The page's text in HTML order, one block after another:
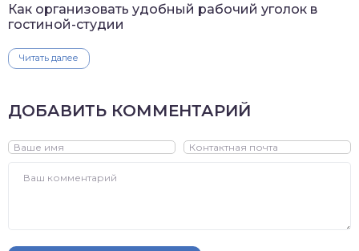
Как организовать удобный рабочий уголок в
гостиной-студии
Читать далее
ДОБАВИТЬ КОММЕНТАРИЙ